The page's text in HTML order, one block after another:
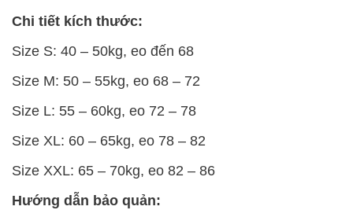
Chi tiết kích thước:
Size S: 40 – 50kg, eo đến 68
Size M: 50 – 55kg, eo 68 – 72
Size L: 55 – 60kg, eo 72 – 78
Size XL: 60 – 65kg, eo 78 – 82
Size XXL: 65 – 70kg, eo 82 – 86
Hướng dẫn bảo quản: